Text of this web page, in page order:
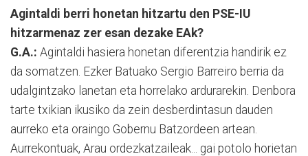
Agintaldi berri honetan hitzartu den PSE-IU
hitzarmenaz zer esan dezake EAk?
G.A.: Agintaldi hasiera honetan diferentzia handirik ez
da somatzen. Ezker Batuako Sergio Barreiro berria da
udalgintzako lanetan eta horrelako ardurarekin. Denbora
tarte txikian ikusiko da zein desberdintasun dauden
aurreko eta oraingo Gobernu Batzordeen artean.
Aurrekontuak, Arau ordezkatzaileak... gai potolo horietan